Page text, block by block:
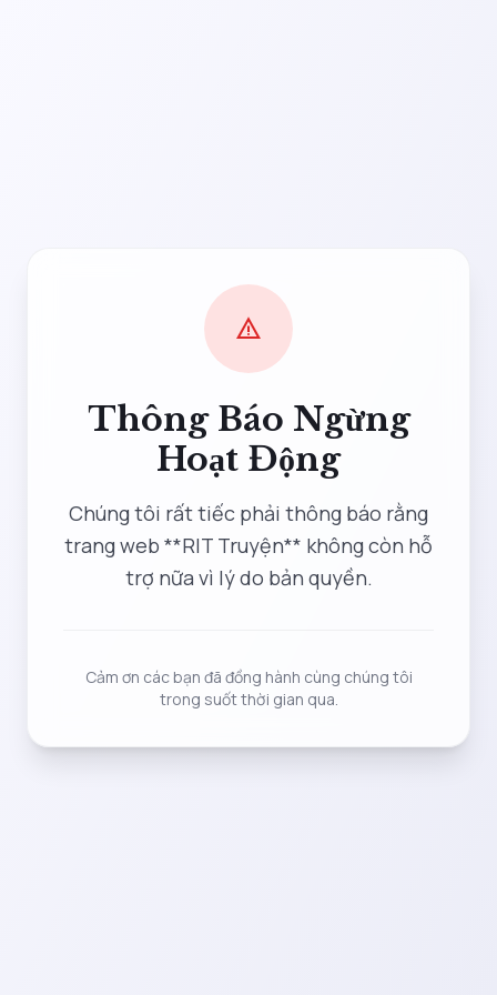
warning
Thông Báo Ngừng
Hoạt Động
Chúng tôi rất tiếc phải thông báo rằng
trang web **RIT Truyện** không còn hỗ
trợ nữa vì lý do bản quyền.
Cảm ơn các bạn đã đồng hành cùng chúng tôi
trong suốt thời gian qua.